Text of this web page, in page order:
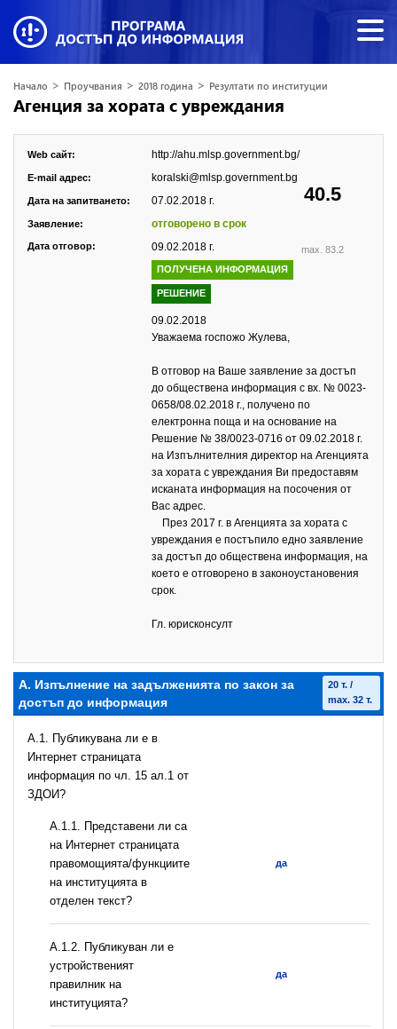
Начало > Проучвания > 2018 година > Резултати по институции
Агенция за хората с увреждания
40.5
max. 83.2
Web сайт: http://ahu.mlsp.government.bg/
E-mail адрес: koralski@mlsp.government.bg
Дата на запитването: 07.02.2018 г.
Заявление: отговорено в срок
Дата отговор: 09.02.2018 г.
ПОЛУЧЕНА ИНФОРМАЦИЯ
РЕШЕНИЕ
09.02.2018
Уважаема госпожо Жулева,
В отговор на Ваше заявление за достъп
до обществена информация с вх. № 0023-
0658/08.02.2018 г., получено по
електронна поща и на основание на
Решение № 38/0023-0716 от 09.02.2018 г.
на Изпълнителния директор на Агенцията
за хората с увреждания Ви предоставям
исканата информация на посочения от
Вас адрес.
През 2017 г. в Агенцията за хората с
увреждания е постъпило едно заявление
за достъп до обществена информация, на
което е отговорено в законоустановения
срок.
Гл. юрисконсулт
А. Изпълнение на задълженията по закон за
достъп до информация
20 т. /
max. 32 т.
A.1. Публикувана ли е в
Интернет страницата
информация по чл. 15 ал.1 от
ЗДОИ?
А.1.1. Представени ли са
на Интернет страницата
правомощията/функциите
на институцията в
отделен текст?
да
А.1.2. Публикуван ли е
устройственият
правилник на
институцията?
да